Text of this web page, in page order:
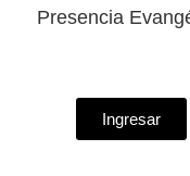
Presencia
Ingresar